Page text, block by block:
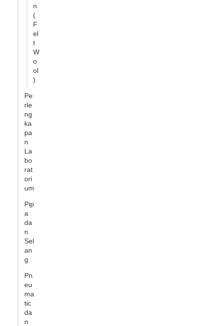
n
(
F
el
t
W
o
ol
)
Pe
rle
ng
ka
pa
n
La
bo
rat
ori
um
Pip
a
da
n
Sel
an
g
Pn
eu
ma
tic
da
n